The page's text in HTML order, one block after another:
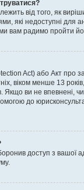
від того, як
які недоступні для
вам радимо пройти
Act) або Акт про
віком менше 13
Якщо ви не впевнені,
до
доступ з вашої